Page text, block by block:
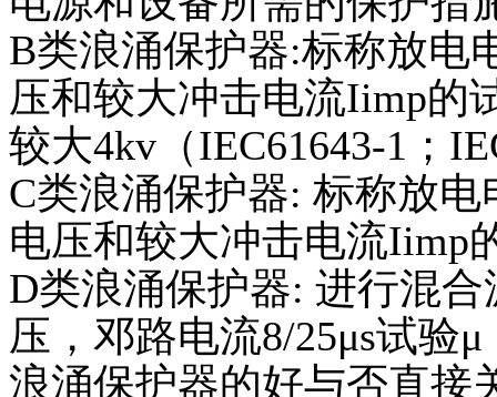
B类浪涌保护器:标称放电
压和较大冲击电流Iimp的
较大4kv（IEC61643-1；
C类浪涌保护器: 标称放电
电压和较大冲击电流Iimp
D类浪涌保护器: 进行混
压，邓路电流8/25μs试验μ
浪涌保护器的好与否直接